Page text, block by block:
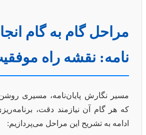
مراحل گام به گام
نامه: نقشه راه
مسیر نگارش پایان‌نامه، مسیری
که هر گام آن نیازمند دقت،
ادامه به تشریح این مراحل می‌پردازیم: